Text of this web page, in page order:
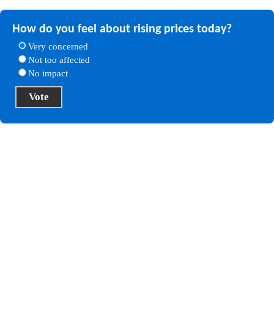
How do you feel about rising prices today?
Very concerned
Not too affected
No impact